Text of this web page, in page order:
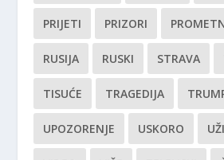
PRIJETI PRIZORI
RUSIJA RUSKI STRAVA
TISUĆE TRAGEDIJA
UPOZORENJE USKORO